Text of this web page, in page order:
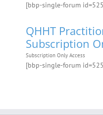
[bbp-single-forum
QHHT
Subscription
Subscription Only Access
[bbp-single-forum